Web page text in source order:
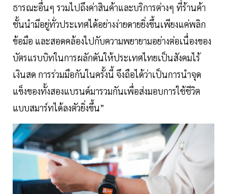
ธารณะอื่นๆ รวมไปถึงค่าสินค้าและบริการต่างๆ ที่ร้านค้า
ชั้นนำมีอยู่ทั่วประเทศได้อย่างง่ายดายยิ่งขึ้นเพียงแค่พลิก
ข้อมือ และสอดคล้องไปกับความพยายามอย่างต่อเนื่องของ
บัตรแรบบิทในการผลักดันให้ประเทศไทยเป็นสังคมไร้
เงินสด การร่วมมือกันในครั้งนี้ จึงถือได้ว่าเป็นการนำจุด
แข็งของทั้งสองแบรนด์มารวมกันเพื่อส่งมอบการใช้ชีวิต
แบบสมาร์ทได้ลงตัวยิ่งขึ้น”